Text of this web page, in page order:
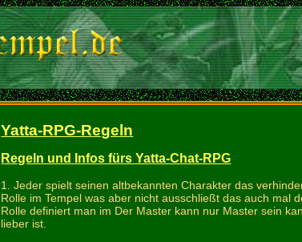
Yatta-RPG-Regeln
Regeln und Infos fürs Yatta-Chat-RPG
1. Jeder spielt seinen altbekannten Charakter das
Rolle im Tempel was aber nicht ausschließt das auch mal
Rolle definiert man im Der Master kann nur Master sein
lieber ist.